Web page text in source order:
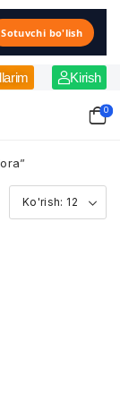
Sotuvchi bo'lish
Kirish
0